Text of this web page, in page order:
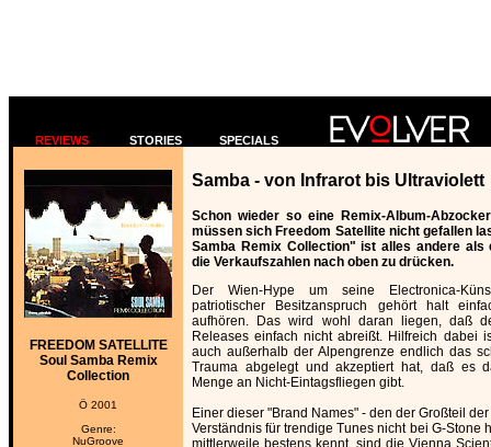
REVIEWS STORIES SPECIALS
FREEDOM SATELLITE
Soul Samba Remix
Collection
Ö 2001
Genre:
NuGroove
Samba - von Infrarot bis Ultraviolett
Schon wieder so eine Remix-Album-
müssen sich Freedom Satellite nicht gefallen
Samba Remix Collection" ist alles andere als
die Verkaufszahlen nach oben zu drücken.
Der Wien-Hype um seine Electronica-
patriotischer Besitzanspruch gehört halt
aufhören. Das wird wohl daran liegen, daß
Releases einfach nicht abreißt. Hilfreich dabei
auch außerhalb der Alpengrenze endlich das
Trauma abgelegt und akzeptiert hat, daß es
Menge an Nicht-Eintagsfliegen gibt.
Einer dieser "Brand Names" - den der Großteil
Verständnis für trendige Tunes nicht bei G-Stone
mittlerweile bestens kennt, sind die Vienna